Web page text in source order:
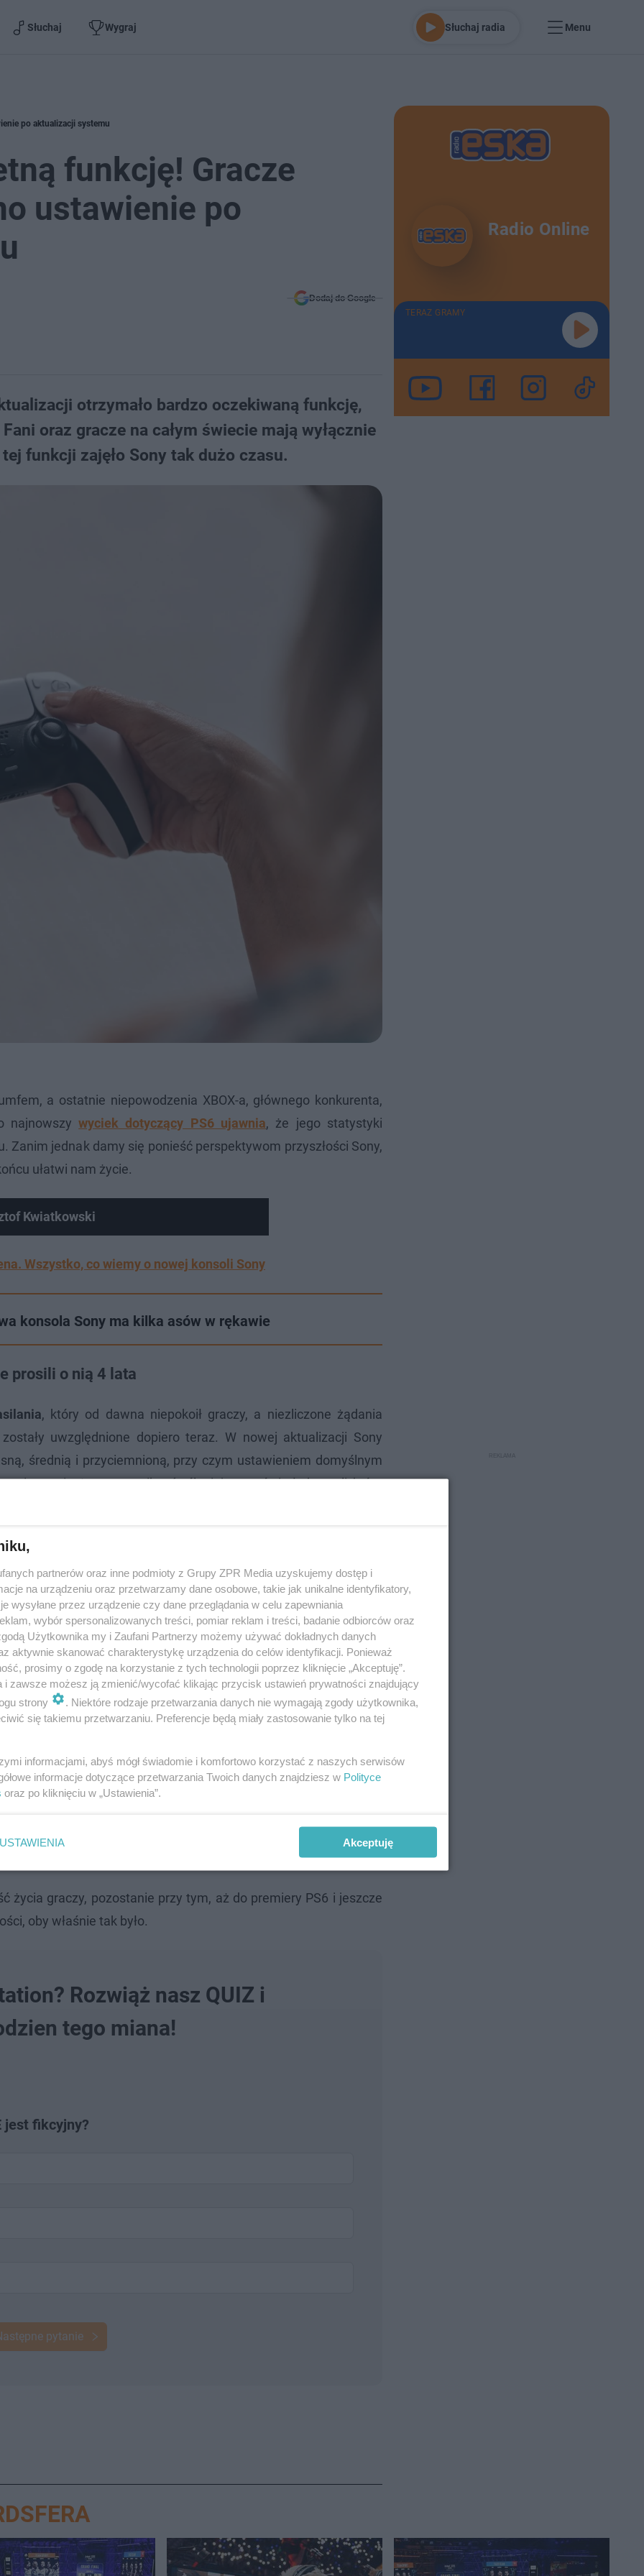
Słuchaj Wygraj Słuchaj radia Menu
po aktualizacji systemu
funkcję! Gracze
ustawienie po
Dodaj do Google
otrzymało bardzo oczekiwaną funkcję,
oraz gracze na całym świecie mają wyłącznie
funkcji zajęło Sony tak dużo czasu.
a ostatnie niepowodzenia XBOX-a, głównego konkurenta,
najnowszywyciek dotyczący PS6 ujawnia, że jego statystyki
jednak damy się ponieść perspektywom przyszłości Sony,
ułatwi nam życie.
Kwiatkowski
Wszystko, co wiemy o nowej konsoli Sony
konsola Sony ma kilka asów w rękawie
prosili o nią 4 lata
, który od dawna niepokoił graczy, a niezliczone żądania
uwzględnione dopiero teraz. W nowej aktualizacji Sony
średnią i przyciemnioną, przy czym ustawieniem domyślnym
cieszę się, że mogę uniknąć oślepiającego światła konsoli, które
konsoli Sony. Premiera, specyfikacja, cena i wygląd
a gracze zastanawiają się, dlaczego nie została ona
funkcję od chwili premiery i nie emituje prawie tak dużo światła,
życia graczy, pozostanie przy tym, aż do premiery PS6 i jeszcze
oby właśnie tak było.
Rozwiąż nasz QUIZ i
tego miana!
jest fikcyjny?
pytanie
Radio Online
TERAZ GRAMY
partnerów oraz inne podmioty z Grupy ZPR Media uzyskujemy dostęp i
na urządzeniu oraz przetwarzamy dane osobowe, takie jak unikalne identyfikatory,
wysyłane przez urządzenie czy dane przeglądania w celu zapewniania
wybór spersonalizowanych treści, pomiar reklam i treści, badanie odbiorców oraz
Użytkownika my i Zaufani Partnerzy możemy używać dokładnych danych
aktywnie skanować charakterystykę urządzenia do celów identyfikacji. Ponieważ
prosimy o zgodę na korzystanie z tych technologii poprzez kliknięcie „Akceptuję”.
i zawsze możesz ją zmienić/wycofać klikając przycisk ustawień prywatności znajdujący
strony
. Niektóre rodzaje przetwarzania danych nie wymagają zgody użytkownika,
się takiemu przetwarzaniu. Preferencje będą miały zastosowanie tylko na tej
informacjami, abyś mógł świadomie i komfortowo korzystać z naszych serwisów
informacje dotyczące przetwarzania Twoich danych znajdziesz w Polityce
oraz po kliknięciu w „Ustawienia”.
USTAWIENIA Akceptuję